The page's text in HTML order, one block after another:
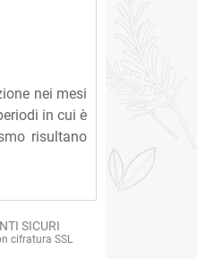
nei mesi
in cui è
risultano
SICURI
cifratura SSL